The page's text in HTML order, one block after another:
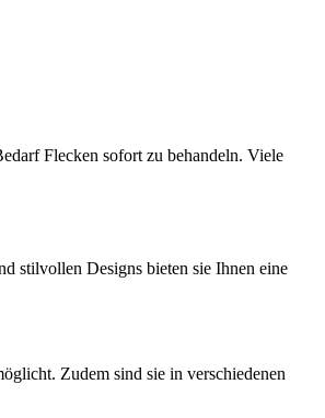
Flecken sofort zu behandeln. Viele
stilvollen Designs bieten sie Ihnen eine
Zudem sind sie in verschiedenen